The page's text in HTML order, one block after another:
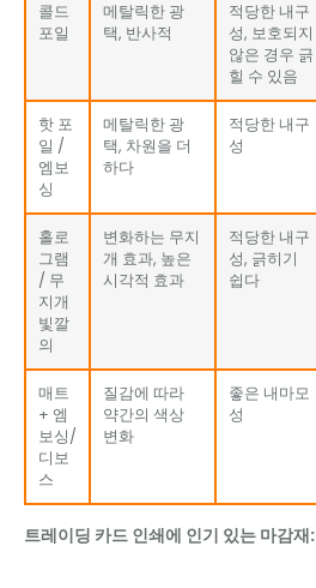
콜드
포일
메탈릭한 광
택, 반사적
적당한 내구
성, 보호되지
않은 경우 긁
힐 수 있음
핫 포
일 /
엠보
싱
메탈릭한 광
택, 차원을 더
하다
적당한 내구
성
홀로
그램
/ 무
지개
빛깔
의
변화하는 무지
개 효과, 높은
시각적 효과
적당한 내구
성, 긁히기
쉽다
매트
+ 엠
보싱/
디보
스
질감에 따라
약간의 색상
변화
좋은 내마모
성
트레이딩 카드 인쇄에 인기 있는 마감재: